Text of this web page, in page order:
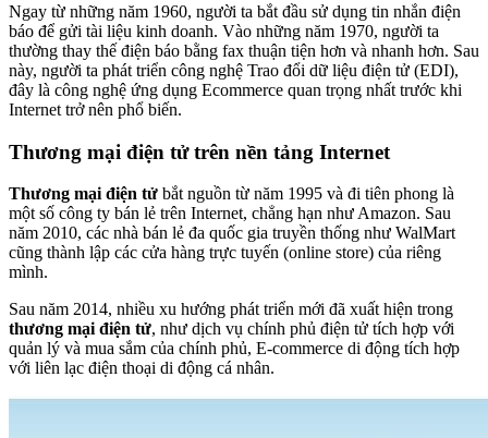
Ngay từ những năm 1960, người ta bắt đầu sử dụng tin nhắn điện
báo để gửi tài liệu kinh doanh. Vào những năm 1970, người ta
thường thay thế điện báo bằng fax thuận tiện hơn và nhanh hơn. Sau
này, người ta phát triển công nghệ Trao đổi dữ liệu điện tử (EDI),
đây là công nghệ ứng dụng Ecommerce quan trọng nhất trước khi
Internet trở nên phổ biến.
Thương mại điện tử trên nền tảng Internet
Thương mại điện tử bắt nguồn từ năm 1995 và đi tiên phong là
một số công ty bán lẻ trên Internet, chẳng hạn như Amazon. Sau
năm 2010, các nhà bán lẻ đa quốc gia truyền thống như WalMart
cũng thành lập các cửa hàng trực tuyến (online store) của riêng
mình.
Sau năm 2014, nhiều xu hướng phát triển mới đã xuất hiện trong
thương mại điện tử, như dịch vụ chính phủ điện tử tích hợp với
quản lý và mua sắm của chính phủ, E-commerce di động tích hợp
với liên lạc điện thoại di động cá nhân.